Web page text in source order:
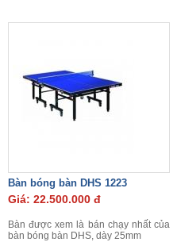
Bàn bóng bàn DHS 1223
Giá: 22.500.000 đ
Bàn được xem là bán chạy nhất của
bàn bóng bàn DHS, dày 25mm